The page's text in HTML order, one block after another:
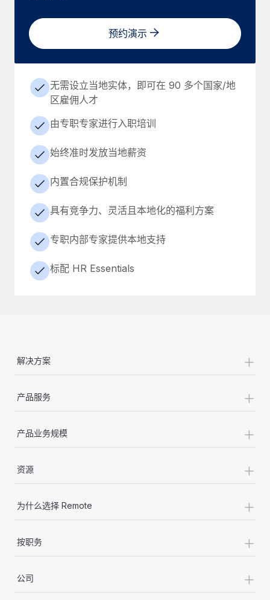
预约演示
无需设立当地实体，即可在 90 多个国家/地
区雇佣人才
由专职专家进行入职培训
始终准时发放当地薪资
内置合规保护机制
具有竞争力、灵活且本地化的福利方案
专职内部专家提供本地支持
标配 HR Essentials
解决方案 +
产品服务 +
产品业务规模 +
资源 +
为什么选择 Remote +
按职务 +
公司 +